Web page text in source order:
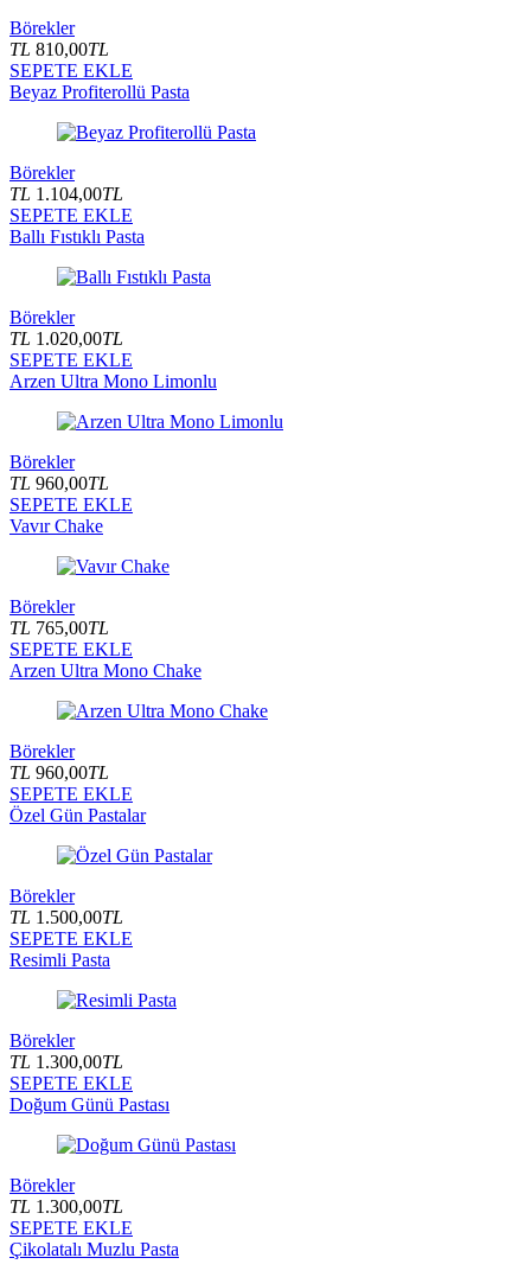
Börekler
TL 810,00TL
SEPETE EKLE
Beyaz Profiterollü Pasta
Börekler
TL 1.104,00TL
SEPETE EKLE
Ballı Fıstıklı Pasta
Börekler
TL 1.020,00TL
SEPETE EKLE
Arzen Ultra Mono Limonlu
Börekler
TL 960,00TL
SEPETE EKLE
Vavır Chake
Börekler
TL 765,00TL
SEPETE EKLE
Arzen Ultra Mono Chake
Börekler
TL 960,00TL
SEPETE EKLE
Özel Gün Pastalar
Börekler
TL 1.500,00TL
SEPETE EKLE
Resimli Pasta
Börekler
TL 1.300,00TL
SEPETE EKLE
Doğum Günü Pastası
Börekler
TL 1.300,00TL
SEPETE EKLE
Çikolatalı Muzlu Pasta